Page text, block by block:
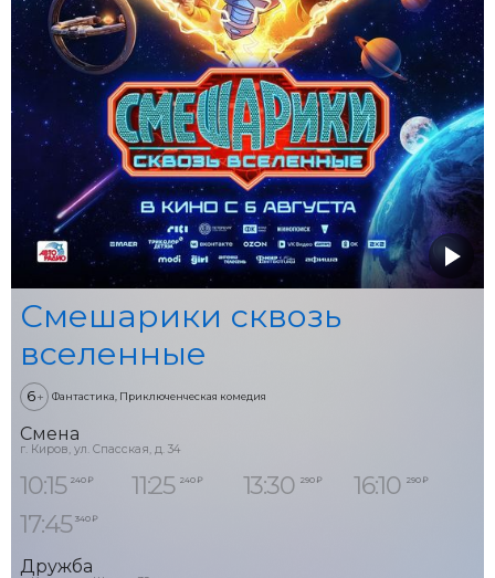
Смешарики сквозь
вселенные
6+ Фантастика, Приключенческая комедия
Смена
г. Киров, ул. Спасская, д. 34
10:15 240 ₽ 11:25 240 ₽ 13:30 290 ₽ 16:10 290 ₽
17:45 340 ₽
Дружба